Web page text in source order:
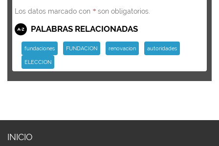
Los datos marcado con * son obligatorios.
PALABRAS RELACIONADAS
fundaciones FUNDACION renovacion
autoridades
ELECCION
INICIO